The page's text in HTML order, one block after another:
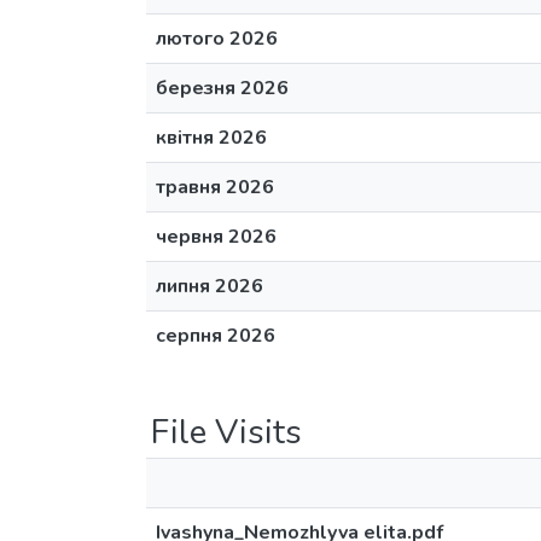
лютого 2026
березня 2026
квітня 2026
травня 2026
червня 2026
липня 2026
серпня 2026
File Visits
Ivashyna_Nemozhlyva elita.pdf